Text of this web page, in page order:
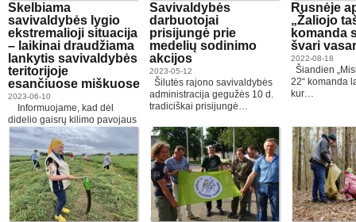
Skelbiama
savivaldybės lygio
ekstremalioji situacija
– laikinai draudžiama
lankytis savivaldybės
teritorijoje
esančiuose miškuose
2023-06-10
Informuojame, kad dėl
didelio gaisrų kilimo pavojaus
nuo…
Savivaldybės
darbuotojai
prisijungė prie
medelių sodinimo
akcijos
2023-05-12
Šilutės rajono savivaldybės
administracija gegužės 10 d.
tradiciškai prisijungė…
Rusnėje
„Žaliojo
komanda
švari
2022-08-18
Šiandien
22“ komanda
kur…